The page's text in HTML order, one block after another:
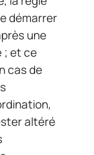
démarrer
une
; et ce
cas de
altéré